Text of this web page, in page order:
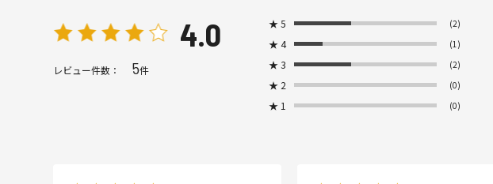
4.0
レビュー件数： 5件
★5 (2)
★4 (1)
★3 (2)
★ 2 (0)
★ 1 (0)